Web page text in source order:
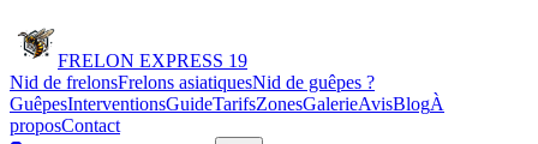
FRELON EXPRESS 19
Nid de frelonsFrelons asiatiquesNid de guêpes ?
GuêpesInterventionsGuideTarifsZonesGalerieAvisBlogÀ
proposContact